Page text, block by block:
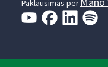
Paklausimas per